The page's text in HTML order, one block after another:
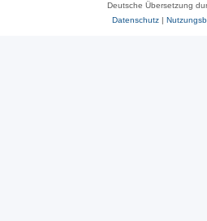
Deutsche Übersetzung
Datenschutz|